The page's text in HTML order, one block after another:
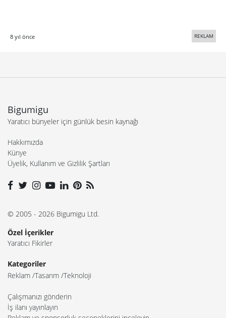
8 yıl önce REKLAM
Bigumigu
Yaratıcı bünyeler için günlük besin kaynağı
Hakkımızda
Künye
Üyelik, Kullanım ve Gizlilik Şartları
© 2005 - 2026 Bigumigu Ltd.
Özel İçerikler
Yaratıcı Fikirler
Kategoriler
Reklam Tasarım Teknoloji
Çalışmanızı gönderin
İş ilanı yayınlayın